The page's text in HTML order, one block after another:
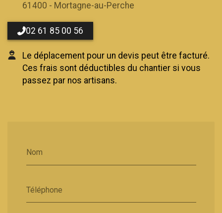
Nom
Téléphone
61400 - Mortagne-au-Perche
02 61 85 00 56
Le déplacement pour un devis peut être facturé.
Ces frais sont déductibles du chantier si vous
passez par nos artisans.